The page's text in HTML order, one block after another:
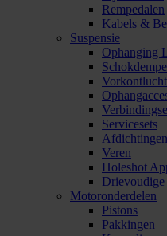
Rempedalen
Kabels &
Suspensie
Ophanging
Servicesets
Veren
Holeshot
Motoronderdelen
Pistons
Pakkingen